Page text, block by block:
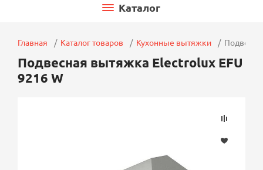
Каталог
Главная Каталог товаров Кухонные вытяжки
Подвесная вытяжка Electrolux EFU
9216 W